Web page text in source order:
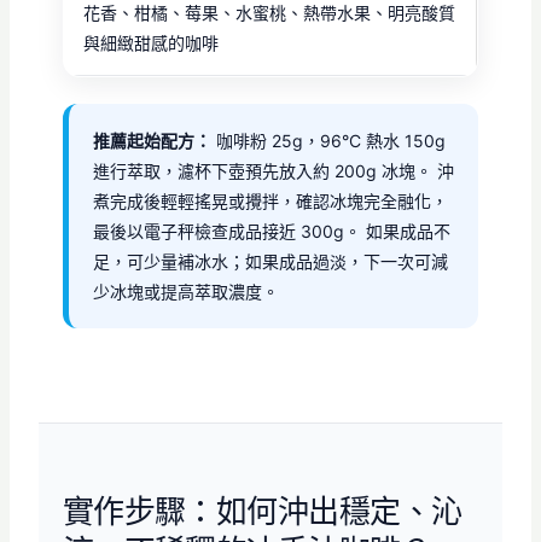
花香、柑橘、莓果、水蜜桃、熱帶水果、明亮酸質
與細緻甜感的咖啡
推薦起始配方： 咖啡粉 25g，96°C 熱水 150g
進行萃取，濾杯下壺預先放入約 200g 冰塊。 沖
煮完成後輕輕搖晃或攪拌，確認冰塊完全融化，
最後以電子秤檢查成品接近 300g。 如果成品不
足，可少量補冰水；如果成品過淡，下一次可減
少冰塊或提高萃取濃度。
實作步驟：如何沖出穩定、沁